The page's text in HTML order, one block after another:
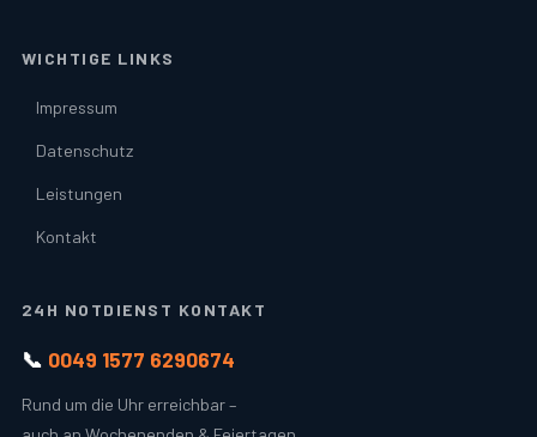
WICHTIGE LINKS
Impressum
Datenschutz
Leistungen
Kontakt
24H NOTDIENST KONTAKT
📞 0049 1577 6290674
Rund um die Uhr erreichbar –